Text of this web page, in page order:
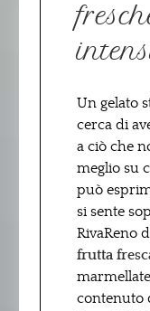
Un gelato
cerca di
a ciò che
meglio su
può
si sente
RivaReno
frutta
contenuto